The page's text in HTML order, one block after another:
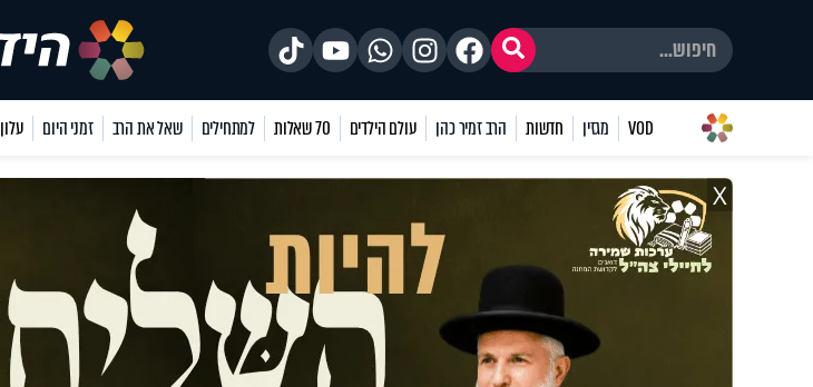
VOD מגזין חדשות הרב זמיר כהן עולם הילדים 70 שאלות למתחילים שאל את הרב זמני היום עלון
X